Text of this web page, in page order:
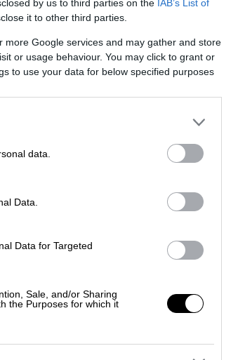
by us to third parties on the IAB’s List of
it to other third parties.
Google services and may gather and store
or usage behaviour. You may click to grant or
to use your data for below specified purposes
data.
Data.
Data for Targeted
Sale, and/or Sharing
the Purposes for which it
κατοικίατης κ.
συγκέντρωση,
της Λαϊκής
περίμενα τον
από ανθρώπους
κράτος δικαίου,
άνθρωπος 65
εμφανώς
έξω από
να το υποστώ